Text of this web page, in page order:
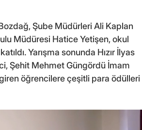
Şube Müdürleri Ali Kaplan
Müdüresi Hatice Yetişen, okul
Yarışma sonunda Hızır İlyas
Şehit Mehmet Güngördü İmam
öğrencilere çeşitli para ödülleri